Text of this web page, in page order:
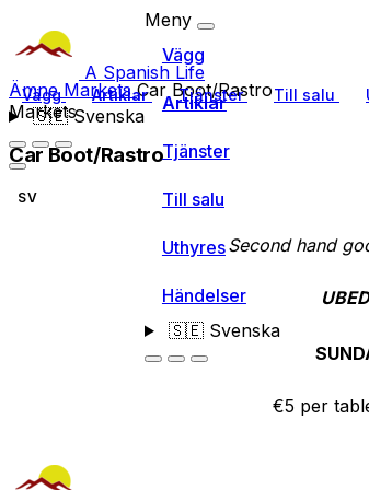
A Spanish Life
Vägg Artiklar Tjänster Till salu
🇸🇪Svenska
Meny
Vägg
Artiklar
Tjänster
Till salu
Uthyres
Händelser
🇸🇪Svenska
Ämne MarketsCar Boot/Rastro
Markets
Car Boot/Rastro
SV
Second hand
€5 per